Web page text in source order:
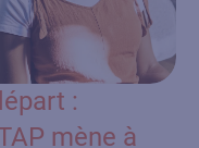
:
mène à